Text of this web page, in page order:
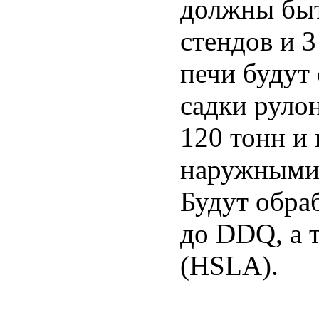
должны
стендов и
печи
садки
120 тонн
Будут
до DDQ, а
(HSLA).